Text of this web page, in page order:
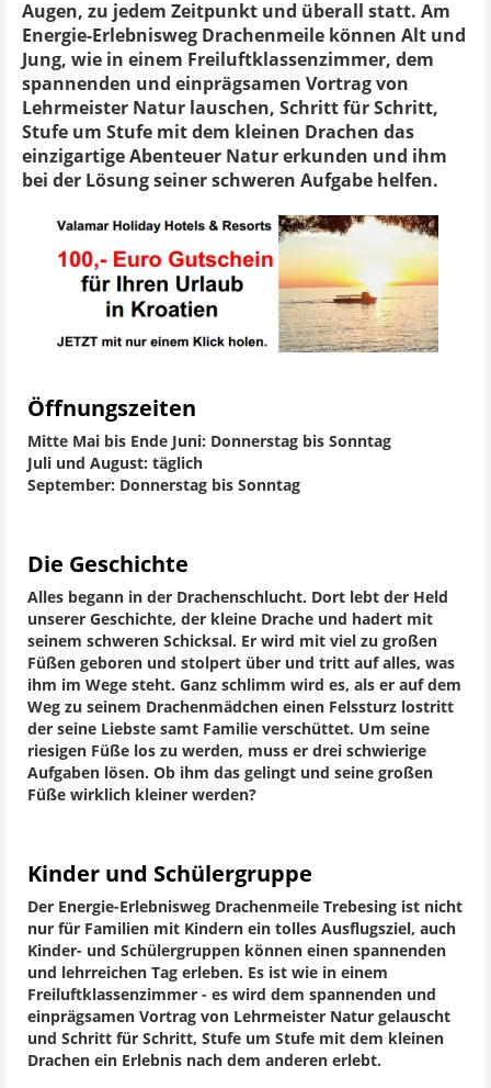
Augen, zu jedem Zeitpunkt und überall statt. Am
Energie-Erlebnisweg Drachenmeile können Alt und
Jung, wie in einem Freiluftklassenzimmer, dem
spannenden und einprägsamen Vortrag von
Lehrmeister Natur lauschen, Schritt für Schritt,
Stufe um Stufe mit dem kleinen Drachen das
einzigartige Abenteuer Natur erkunden und ihm
bei der Lösung seiner schweren Aufgabe helfen.
Öffnungszeiten
Mitte Mai bis Ende Juni: Donnerstag bis Sonntag
Juli und August: täglich
September: Donnerstag bis Sonntag
Die Geschichte
Alles begann in der Drachenschlucht. Dort lebt der Held
unserer Geschichte, der kleine Drache und hadert mit
seinem schweren Schicksal. Er wird mit viel zu großen
Füßen geboren und stolpert über und tritt auf alles, was
ihm im Wege steht. Ganz schlimm wird es, als er auf dem
Weg zu seinem Drachenmädchen einen Felssturz lostritt
der seine Liebste samt Familie verschüttet. Um seine
riesigen Füße los zu werden, muss er drei schwierige
Aufgaben lösen. Ob ihm das gelingt und seine großen
Füße wirklich kleiner werden?
Kinder und Schülergruppe
Der Energie-Erlebnisweg Drachenmeile Trebesing ist nicht
nur für Familien mit Kindern ein tolles Ausflugsziel, auch
Kinder- und Schülergruppen können einen spannenden
und lehrreichen Tag erleben. Es ist wie in einem
Freiluftklassenzimmer - es wird dem spannenden und
einprägsamen Vortrag von Lehrmeister Natur gelauscht
und Schritt für Schritt, Stufe um Stufe mit dem kleinen
Drachen ein Erlebnis nach dem anderen erlebt.